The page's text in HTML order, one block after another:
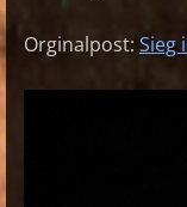
Orginalpost: Sieg